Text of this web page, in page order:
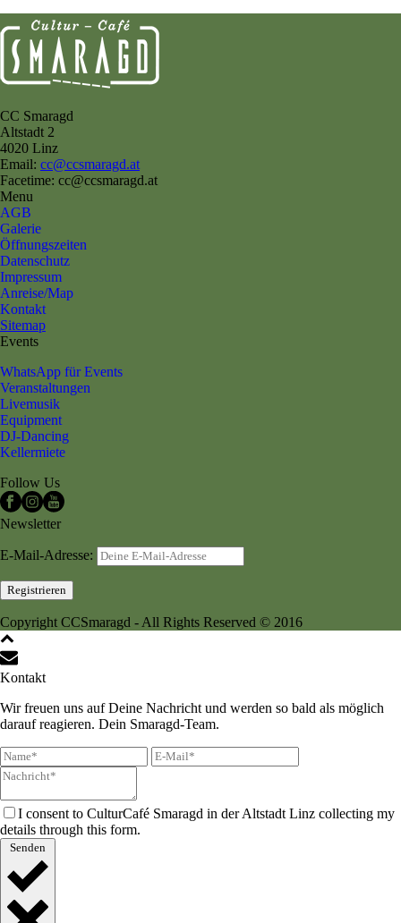
CC Smaragd
Altstadt 2
4020 Linz
Email: cc@ccsmaragd.at
Facetime: cc@ccsmaragd.at
Menu
AGB
Galerie
Öffnungszeiten
Datenschutz
Impressum
Anreise/Map
Kontakt
Sitemap
Events
WhatsApp für Events
Veranstaltungen
Livemusik
Equipment
DJ-Dancing
Kellermiete
Follow Us
Newsletter
E-Mail-Adresse:
Copyright CCSmaragd - All Rights Reserved © 2016
Kontakt
Wir freuen uns auf Deine Nachricht und werden so bald als möglich
darauf reagieren. Dein Smaragd-Team.
I consent to CulturCafé Smaragd in der Altstadt Linz collecting my
details through this form.
Senden